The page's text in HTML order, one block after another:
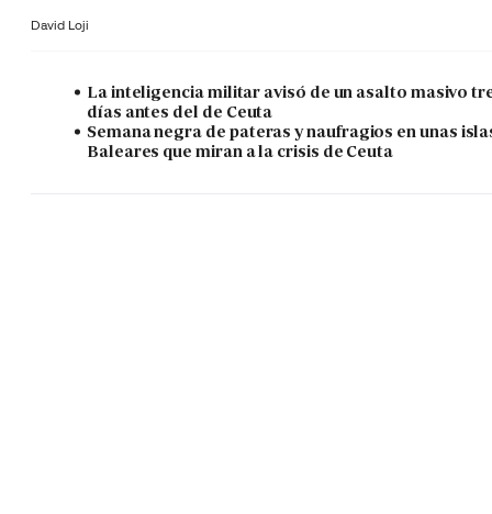
David Loji
La inteligencia militar avisó de un asalto masivo
días antes del de Ceuta
Semana negra de pateras y naufragios en unas
Baleares que miran a la crisis de Ceuta